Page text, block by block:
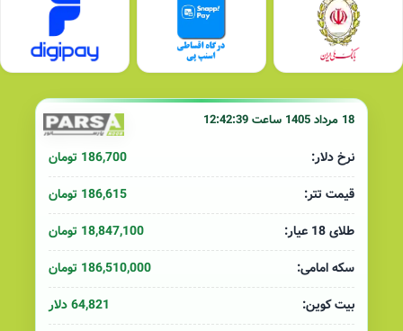
18 مرداد 1405 ساعت 12:42:39
نرخ دلار:
186,700 تومان
قیمت تتر:
186,615 تومان
طلای 18 عیار:
18,847,100 تومان
سکه امامی:
186,510,000 تومان
بیت کوین:
64,821 دلار